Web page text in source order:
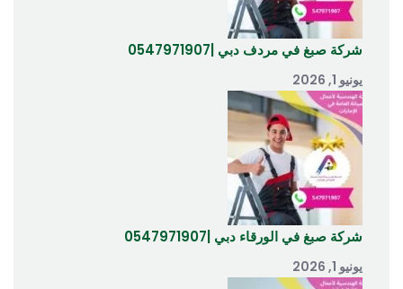
شركة صبغ في مردف دبي |0547971907
يونيو 1, 2026
شركة صبغ في الورقاء دبي |0547971907
يونيو 1, 2026